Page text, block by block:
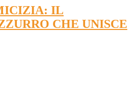
IL
CHE UNISCE